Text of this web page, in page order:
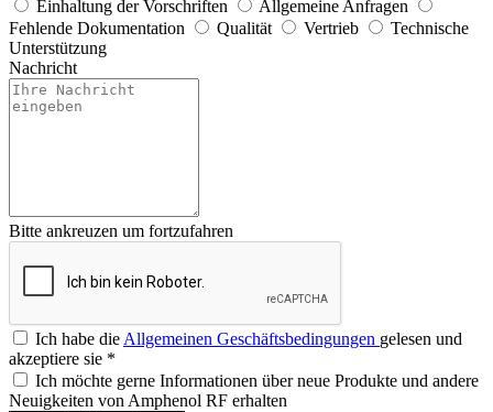
Einhaltung der Vorschriften
Allgemeine Anfragen
Fehlende Dokumentation
Qualität Vertrieb
Technische
Unterstützung
Nachricht
Bitte ankreuzen um fortzufahren
Ich habe dieAllgemeinen Geschäftsbedingungen gelesen und
akzeptiere sie *
Ich möchte gerne Informationen über neue Produkte und andere
Neuigkeiten von Amphenol RF erhalten